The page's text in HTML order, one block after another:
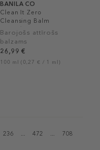
BANILA CO
Clean It Zero
Cleansing Balm
Nourishing
Barojošs attīrošs
balzams
26,99 €
100 ml (0,27 € / 1 ml)
236 ... 472 ... 708